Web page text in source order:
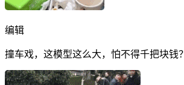
编辑
撞车戏，这模型这么大，怕不得千把块钱？